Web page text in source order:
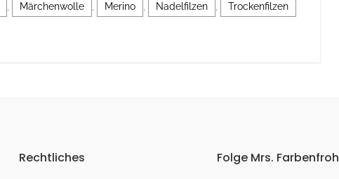
Märchenwolle Merino Nadelfilzen Trockenfilzen
Rechtliches Folge Mrs. Farbenfroh